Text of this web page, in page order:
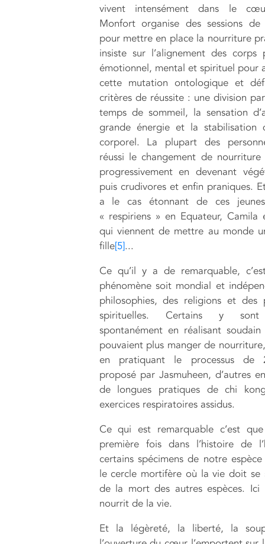
vivent intensément dans le
Monfort organise des sessions
pour mettre en place la nourriture
insiste sur l’alignement des corps
émotionnel, mental et spirituel pour
cette mutation ontologique et
critères de réussite : une division
temps de sommeil, la sensation
grande énergie et la stabilisation
corporel. La plupart des
réussi le changement de
progressivement en devenant
puis crudivores et enfin praniques.
a le cas étonnant de ces
« respiriens » en Equateur, Camila
qui viennent de mettre au monde
fille[5]...
Ce qu’il y a de remarquable,
phénomène soit mondial et
philosophies, des religions et des
spirituelles. Certains y sont
spontanément en réalisant soudain
pouvaient plus manger de
en pratiquant le processus de
proposé par Jasmuheen, d’autres
de longues pratiques de chi
exercices respiratoires assidus.
Ce qui est remarquable c’est
première fois dans l’histoire de
certains spécimens de notre
le cercle mortifère où la vie doit se
de la mort des autres espèces. Ici
nourrit de la vie.
Et la légèreté, la liberté, la